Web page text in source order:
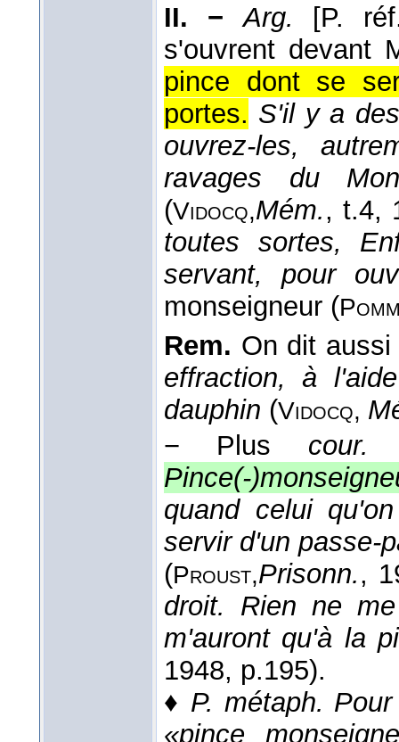
II. −
Arg.
[P.
s'ouvrent devant
pince dont se
portes. S'il y a
ouvrez-les,
ravages du
(Vidocq,Mém., t.4,
toutes sortes,
servant, pour
monseigneur (
Rem. On dit
effraction, à
dauphin (Vidocq,
− Plus cour.
Pince(-
quand celui
servir d'un passe-
(Proust,Prisonn.,
droit. Rien ne
m'auront qu'à la
1948, p.195).
♦ P. métaph.
«pince